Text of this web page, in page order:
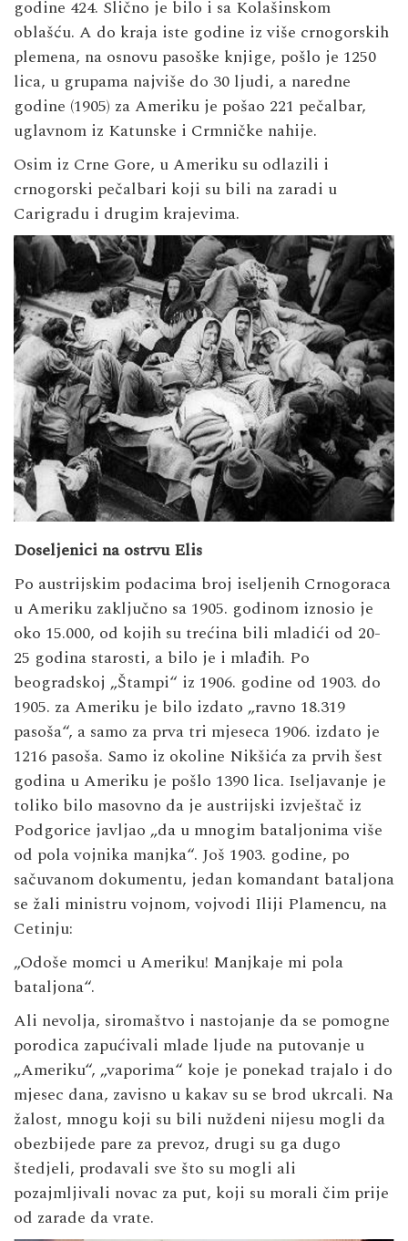
godine 424. Slično je bilo i sa Kolašinskom
oblašću. A do kraja iste godine iz više crnogorskih
plemena, na osnovu pasoške knjige, pošlo je 1250
lica, u grupama najviše do 30 ljudi, a naredne
godine (1905) za Ameriku je pošao 221 pečalbar,
uglavnom iz Katunske i Crmničke nahije.
Osim iz Crne Gore, u Ameriku su odlazili i
crnogorski pečalbari koji su bili na zaradi u
Carigradu i drugim krajevima.
Doseljenici na ostrvu Elis
Po austrijskim podacima broj iseljenih Crnogoraca
u Ameriku zaključno sa 1905. godinom iznosio je
oko 15.000, od kojih su trećina bili mladići od 20-
25 godina starosti, a bilo je i mlađih. Po
beogradskoj „Štampi“ iz 1906. godine od 1903. do
1905. za Ameriku je bilo izdato „ravno 18.319
pasoša“, a samo za prva tri mjeseca 1906. izdato je
1216 pasoša. Samo iz okoline Nikšića za prvih šest
godina u Ameriku je pošlo 1390 lica. Iseljavanje je
toliko bilo masovno da je austrijski izvještač iz
Podgorice javljao „da u mnogim bataljonima više
od pola vojnika manjka“. Još 1903. godine, po
sačuvanom dokumentu, jedan komandant bataljona
se žali ministru vojnom, vojvodi Iliji Plamencu, na
Cetinju:
„Odoše momci u Ameriku! Manjkaje mi pola
bataljona“.
Ali nevolja, siromaštvo i nastojanje da se pomogne
porodica zapućivali mlade ljude na putovanje u
„Ameriku“, „vaporima“ koje je ponekad trajalo i do
mjesec dana, zavisno u kakav su se brod ukrcali. Na
žalost, mnogu koji su bili nuždeni nijesu mogli da
obezbijede pare za prevoz, drugi su ga dugo
štedjeli, prodavali sve što su mogli ali
pozajmljivali novac za put, koji su morali čim prije
od zarade da vrate.